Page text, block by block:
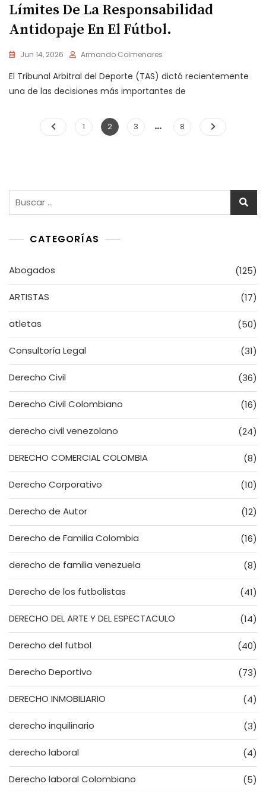
Límites De La Responsabilidad
Antidopaje En El Fútbol.
Jun 14, 2026 Armando Colmenares
El Tribunal Arbitral del Deporte (TAS) dictó recientemente
una de las decisiones más importantes de
Navegación
Page
1 Page
2 Page
3 … Page
8
CATEGORÍAS
Abogados (125)
ARTISTAS (17)
atletas (50)
Consultoría Legal (31)
Derecho Civil (36)
Derecho Civil Colombiano (16)
derecho civil venezolano (24)
DERECHO COMERCIAL COLOMBIA (8)
Derecho Corporativo (10)
Derecho de Autor (12)
Derecho de Familia Colombia (16)
derecho de familia venezuela (8)
Derecho de los futbolistas (41)
DERECHO DEL ARTE Y DEL ESPECTACULO (14)
Derecho del futbol (40)
Derecho Deportivo (73)
DERECHO INMOBILIARIO (4)
derecho inquilinario (3)
derecho laboral (4)
Derecho laboral Colombiano (5)